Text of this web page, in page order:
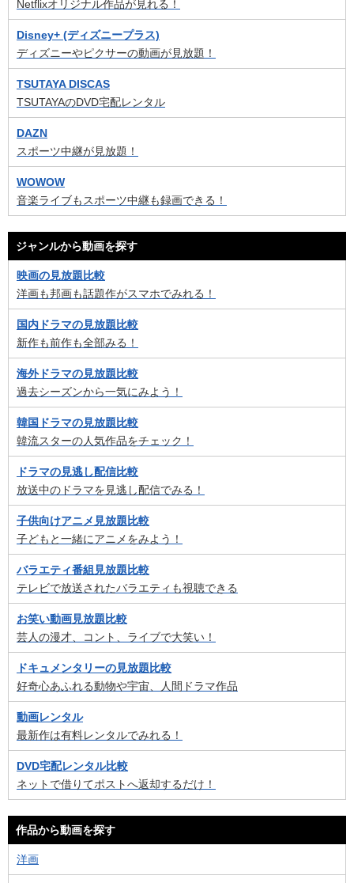
Netflixオリジナル作品が見れる！
Disney+ (ディズニープラス)
ディズニーやピクサーの動画が見放題！
TSUTAYA DISCAS
TSUTAYAのDVD宅配レンタル
DAZN
スポーツ中継が見放題！
WOWOW
音楽ライブもスポーツ中継も録画できる！
ジャンルから動画を探す
映画の見放題比較
洋画も邦画も話題作がスマホでみれる！
国内ドラマの見放題比較
新作も前作も全部みる！
海外ドラマの見放題比較
過去シーズンから一気にみよう！
韓国ドラマの見放題比較
韓流スターの人気作品をチェック！
ドラマの見逃し配信比較
放送中のドラマを見逃し配信でみる！
子供向けアニメ見放題比較
子どもと一緒にアニメをみよう！
バラエティ番組見放題比較
テレビで放送されたバラエティも視聴できる
お笑い動画見放題比較
芸人の漫才、コント、ライブで大笑い！
ドキュメンタリーの見放題比較
好奇心あふれる動物や宇宙、人間ドラマ作品
動画レンタル
最新作は有料レンタルでみれる！
DVD宅配レンタル比較
ネットで借りてポストへ返却するだけ！
作品から動画を探す
洋画